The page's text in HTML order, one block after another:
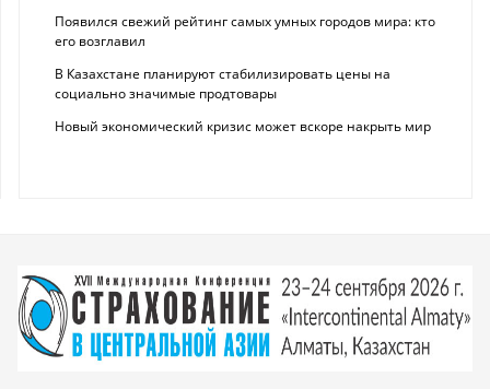
Появился свежий рейтинг самых умных городов мира: кто
его возглавил
В Казахстане планируют стабилизировать цены на
социально значимые продтовары
Новый экономический кризис может вскоре накрыть мир